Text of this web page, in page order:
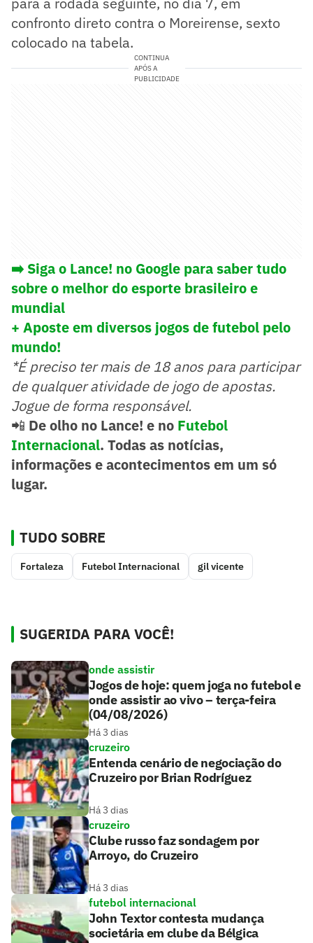
confronto direto contra o Moreirense, sexto
colocado na tabela.
CONTINUA
APÓS A
PUBLICIDADE
➡️ Siga o Lance! no Google para saber tudo
sobre o melhor do esporte brasileiro e
mundial
+ Aposte em diversos jogos de futebol pelo
mundo!
*É preciso ter mais de 18 anos para participar
de qualquer atividade de jogo de apostas.
Jogue de forma responsável.
📲 De olho no Lance! e no Futebol
Internacional. Todas as notícias,
informações e acontecimentos em um só
lugar.
TUDO SOBRE
Fortaleza Futebol Internacional gil vicente
SUGERIDA PARA VOCÊ!
onde assistir
Jogos de hoje: quem joga no futebol e
onde assistir ao vivo – terça-feira
(04/08/2026)
Há 3 dias
cruzeiro
Entenda cenário de negociação do
Cruzeiro por Brian Rodríguez
Há 3 dias
cruzeiro
Clube russo faz sondagem por
Arroyo, do Cruzeiro
Há 3 dias
futebol internacional
John Textor contesta mudança
societária em clube da Bélgica